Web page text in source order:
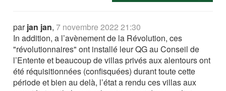
parjan jan,7 novembre 2022 21:30
In addition, a l’avènement de la Révolution, ces
"révolutionnaires" ont installé leur QG au Conseil de
l’Entente et beaucoup de villas privés aux alentours ont
été réquisitionnées (confisquées) durant toute cette
période et bien au delà, l’état a rendu ces villas aux